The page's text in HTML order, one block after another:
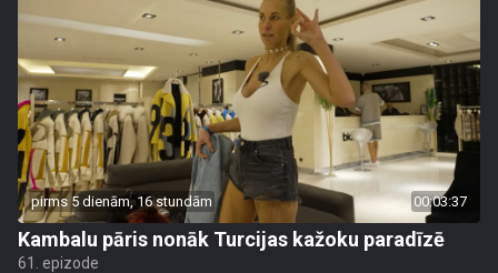
pirms 5 dienām, 16 stundām 00:03:37
Kambalu pāris nonāk Turcijas kažoku paradīzē
61. epizode